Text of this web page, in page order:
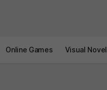
Online Games Visual Novel